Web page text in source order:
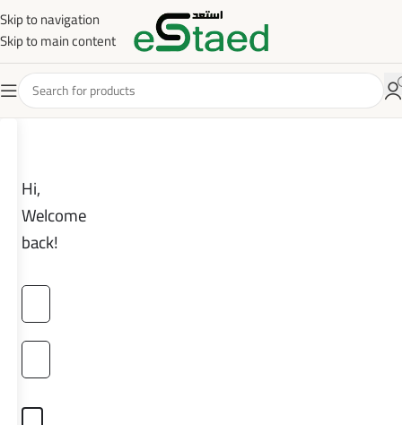
Skip to navigation
Skip to main content
Hi,
Welcome
back!